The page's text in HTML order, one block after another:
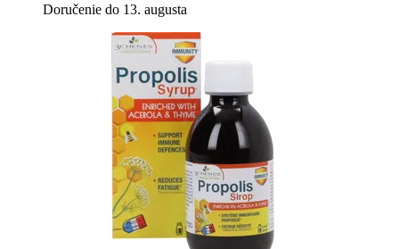
Doručenie do 13. augusta